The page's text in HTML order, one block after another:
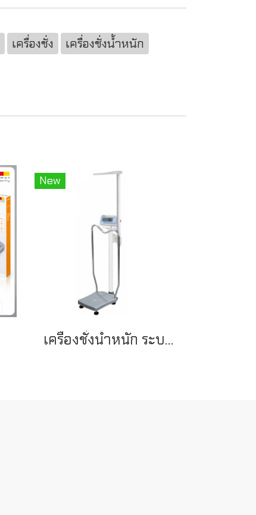
เครื่องชั่ง
เครื่องชั่งน้ำหนัก
New
เครื่องชั่งน้ำหนัก ระบบดิจิตอล พร้อมวัดความสูง เเละคำนวณค่า BMI รุ่น BW-1416MH ยี่ห้อ NAGATA